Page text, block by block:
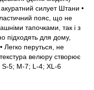
силует Штани •
пояс, що не
тапочками, так і з
підходять для дому,
Легко перуться, не
велюру створює
S-5; M-7; L-4; XL-6